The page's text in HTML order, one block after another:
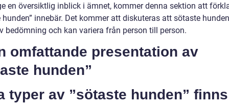
en översiktlig inblick i ämnet, kommer denna sektion att
hunden” innebär. Det kommer att diskuteras att sötaste
bedömning och kan variera från person till person.
omfattande presentation av
hunden”
typer av ”sötaste hunden” finns